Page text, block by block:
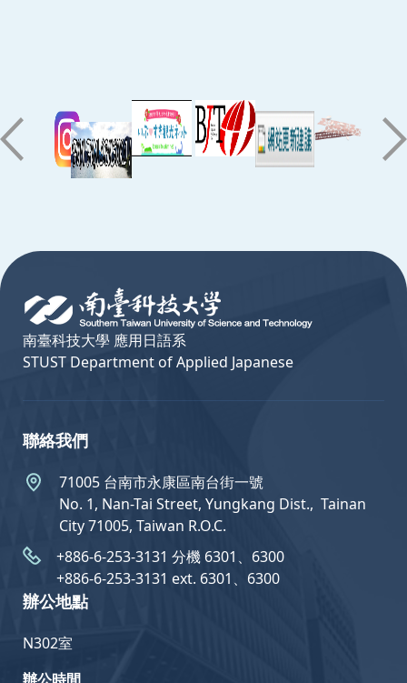
南臺科技大學 應用日語系
STUST Department of Applied Japanese
聯絡我們
71005 台南市永康區南台街一號
No. 1, Nan-Tai Street, Yungkang Dist.,  Tainan
City 71005, Taiwan R.O.C.
+886-6-253-3131 分機 6301、6300
+886-6-253-3131 ext. 6301、6300
辦公地點
N302室